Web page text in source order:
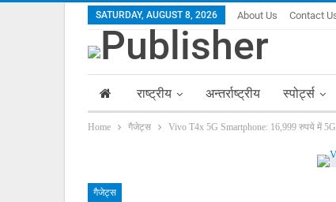
SATURDAY, AUGUST 8, 2026 About Us Contact
राष्ट्रीय अन्तर्राष्ट्रीय स्पोर्ट्स
Home गैजेट्स Vivo T4x 5G Smartphone: 16,999 रुपये में
गैजेट्स